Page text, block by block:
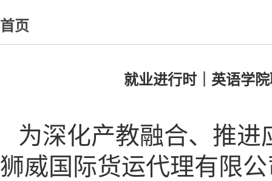
首页
就业进行时｜英语学
为深化产教融合、推
狮威国际货运代理有限